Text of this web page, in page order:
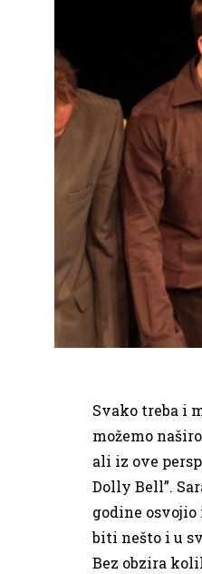
Svako treba i
možemo
ali iz ove
Dolly Bell”.
godine
biti nešto i u
Bez obzira